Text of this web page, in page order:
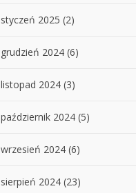
styczeń 2025 (2)
grudzień 2024 (6)
listopad 2024 (3)
październik 2024 (5)
wrzesień 2024 (6)
sierpień 2024 (23)